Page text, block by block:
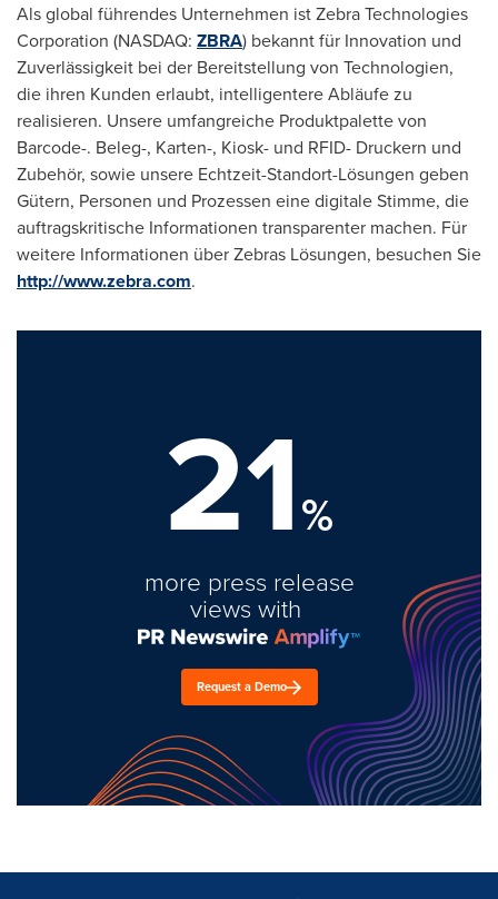
Als global führendes Unternehmen ist Zebra Technologies
Corporation (NASDAQ: ZBRA) bekannt für Innovation und
Zuverlässigkeit bei der Bereitstellung von Technologien,
die ihren Kunden erlaubt, intelligentere Abläufe zu
realisieren. Unsere umfangreiche Produktpalette von
Barcode-. Beleg-, Karten-, Kiosk- und RFID- Druckern und
Zubehör, sowie unsere Echtzeit-Standort-Lösungen geben
Gütern, Personen und Prozessen eine digitale Stimme, die
auftragskritische Informationen transparenter machen. Für
weitere Informationen über Zebras Lösungen, besuchen Sie
http://www.zebra.com.
21%
more press release
views with
Request a Demo